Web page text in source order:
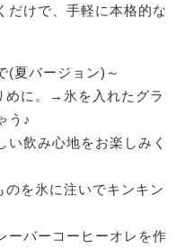
だけで、手軽に本格的な
(夏バージョン)～
めに。→氷を入れたグラ
う♪
い飲み心地をお楽しみく
を氷に注いでキンキン
ーバーコーヒーオレを作